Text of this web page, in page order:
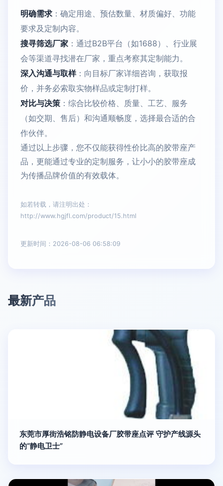
明确需求 ：确定用途、预估数量、材质偏好、功能
要求及定制内容。
搜寻筛选厂家 ：通过B2B平台（如1688）、行业展
会等渠道寻找潜在厂家，重点考察其定制能力。
深入沟通与取样：向目标厂家详细咨询，获取报
价，并务必索取实物样品或定制打样。
对比与决策 ：综合比较价格、质量、工艺、服务
（如交期、售后）和沟通顺畅度，选择最合适的合
作伙伴。
通过以上步骤，您不仅能获得性价比高的胶带座产
品，更能通过专业的定制服务，让小小的胶带座成
为传播品牌价值的有效载体。
如若转载，请注明出处：
http://www.hgjfl.com/product/15.html
更新时间：2026-08-06 06:58:09
最新产品
东莞市厚街浩铭防静电设备厂胶带座点评 守护产线源头
的“静电卫士”